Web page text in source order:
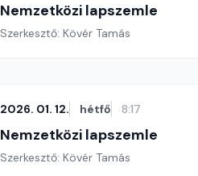
Nemzetközi lapszemle
Szerkesztő: Kövér Tamás
2026. 01. 12. hétfő 8:17
Nemzetközi lapszemle
Szerkesztő: Kövér Tamás